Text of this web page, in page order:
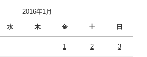
2016年1月
水 木 金 土 日
1 2 3